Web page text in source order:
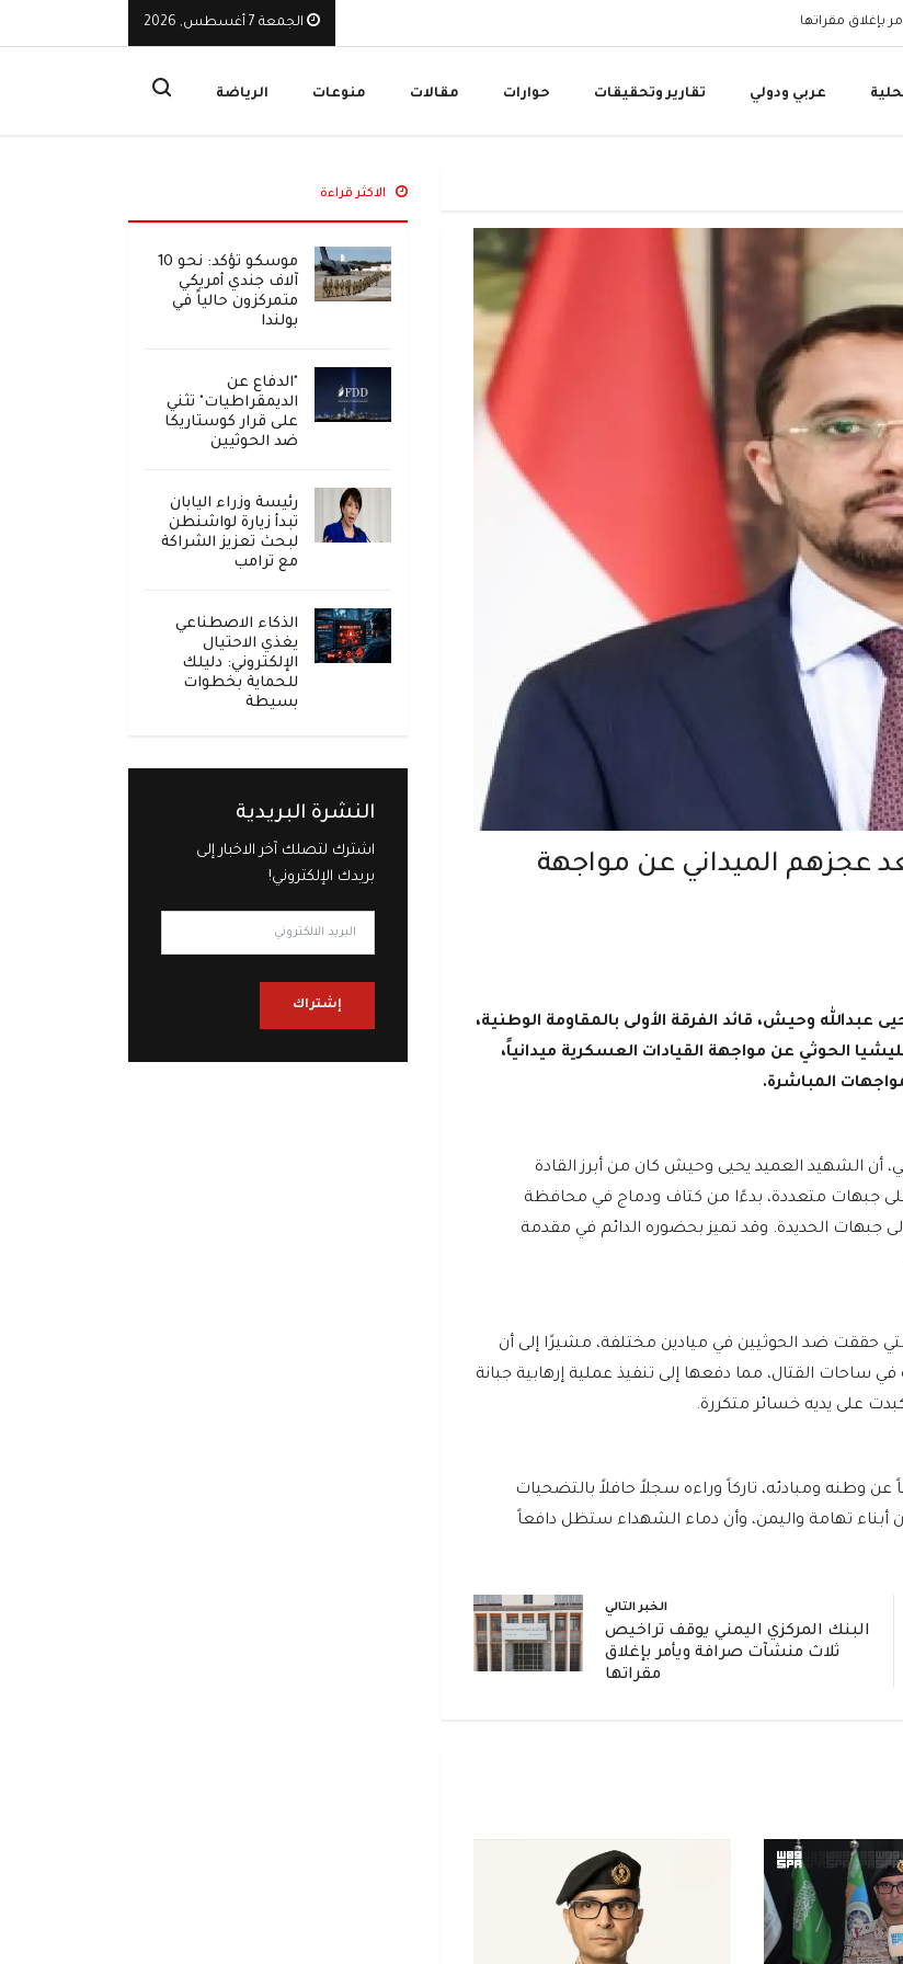
بإغلاق مقراتها الحوثيون يقصفون قرية بالوازعية ويخلفون أضرارًا ومخاوفالجمعة 7 أغسطس, 2026
عربي ودولي تقارير وتحقيقات حوارات مقالات منوعات الرياضة
عجزهم الميداني عن مواجهة
عبدالله وحيش، قائد الفرقة الأولى بالمقاومة الوطنية،
الحوثي عن مواجهة القيادات العسكرية ميدانياً،
المباشرة.
أن الشهيد العميد يحيى وحيش كان من أبرز القادة
على جبهات متعددة، بدءًا من كتاف ودماج في محافظة
جبهات الحديدة. وقد تميز بحضوره الدائم في مقدمة
حققت ضد الحوثيين في ميادين مختلفة، مشيرًا إلى أن
القتال، مما دفعها إلى تنفيذ عملية إرهابية جبانة
على يديه خسائر متكررة.
وطنه ومبادئه، تاركاً وراءه سجلاً حافلاً بالتضحيات
تهامة واليمن، وأن دماء الشهداء ستظل دافعاً
الخبر التالي
البنك المركزي اليمني يوقف تراخيص
ثلاث منشآت صرافة ويأمر بإغلاق
مقراتها
الاكثر قراءة
موسكو تؤكد: نحو 10
آلاف جندي أمريكي
متمركزون حالياً في
بولندا
"الدفاع عن
الديمقراطيات" تثني
على قرار كوستاريكا
ضد الحوثيين
رئيسة وزراء اليابان
تبدأ زيارة لواشنطن
لبحث تعزيز الشراكة
مع ترامب
الذكاء الاصطناعي
يغذي الاحتيال
الإلكتروني: دليلك
للحماية بخطوات
بسيطة
النشرة البريدية
اشترك لتصلك آخر الاخبار إلى
بريدك الإلكتروني!
إشتراك